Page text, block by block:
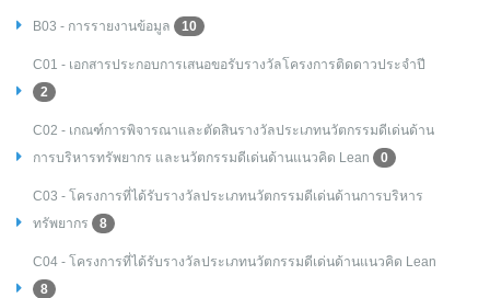
B03 - การรายงานข้อมูล 10
C01 - เอกสารประกอบการเสนอขอรับรางวัลโครงการติดดาวประจำปี
2
C02 - เกณฑ์การพิจารณาและตัดสินรางวัลประเภทนวัตกรรมดีเด่นด้าน
การบริหารทรัพยากร และนวัตกรรมดีเด่นด้านแนวคิด Lean
0
C03 - โครงการที่ได้รับรางวัลประเภทนวัตกรรมดีเด่นด้านการบริหาร
ทรัพยากร
8
C04 - โครงการที่ได้รับรางวัลประเภทนวัตกรรมดีเด่นด้านแนวคิด Lean
8